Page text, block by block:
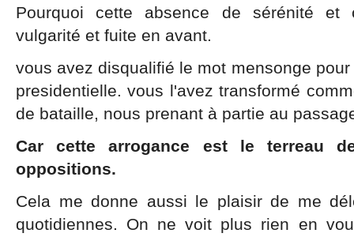
Pourquoi cette absence de sérénité et
vulgarité et fuite en avant.
vous avez disqualifié le mot mensonge
presidentielle. vous l'avez transformé
de bataille, nous prenant à partie au
Car cette arrogance est le terreau
oppositions.
Cela me donne aussi le plaisir de me
quotidiennes. On ne voit plus rien en